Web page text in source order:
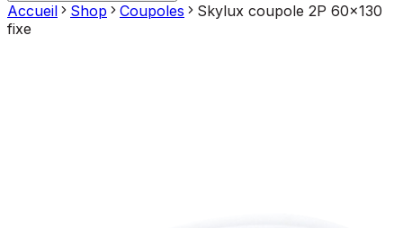
Accueil Shop Coupoles
Skylux coupole 2P 60x130
fixe